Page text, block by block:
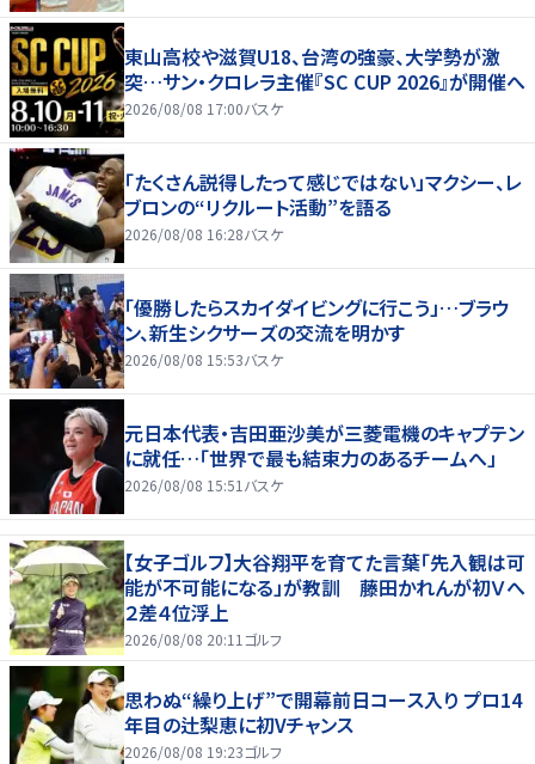
東山高校や滋賀U18、台湾の強豪、大学勢が激
突…サン・クロレラ主催『SC CUP 2026』が開催へ
2026/08/08 17:00バスケ
「たくさん説得したって感じではない」マクシー、レ
ブロンの“リクルート活動”を語る
2026/08/08 16:28バスケ
「優勝したらスカイダイビングに行こう」…ブラウ
ン、新生シクサーズの交流を明かす
2026/08/08 15:53バスケ
元日本代表・吉田亜沙美が三菱電機のキャプテン
に就任…「世界で最も結束力のあるチームへ」
2026/08/08 15:51 バスケ
【女子ゴルフ】大谷翔平を育てた言葉「先入観は可
能が不可能になる」が教訓 藤田かれんが初Ｖへ
２差４位浮上
2026/08/08 20:11 ゴルフ
思わぬ“繰り上げ”で開幕前日コース入り プロ14
年目の辻梨恵に初Vチャンス
2026/08/08 19:23ゴルフ